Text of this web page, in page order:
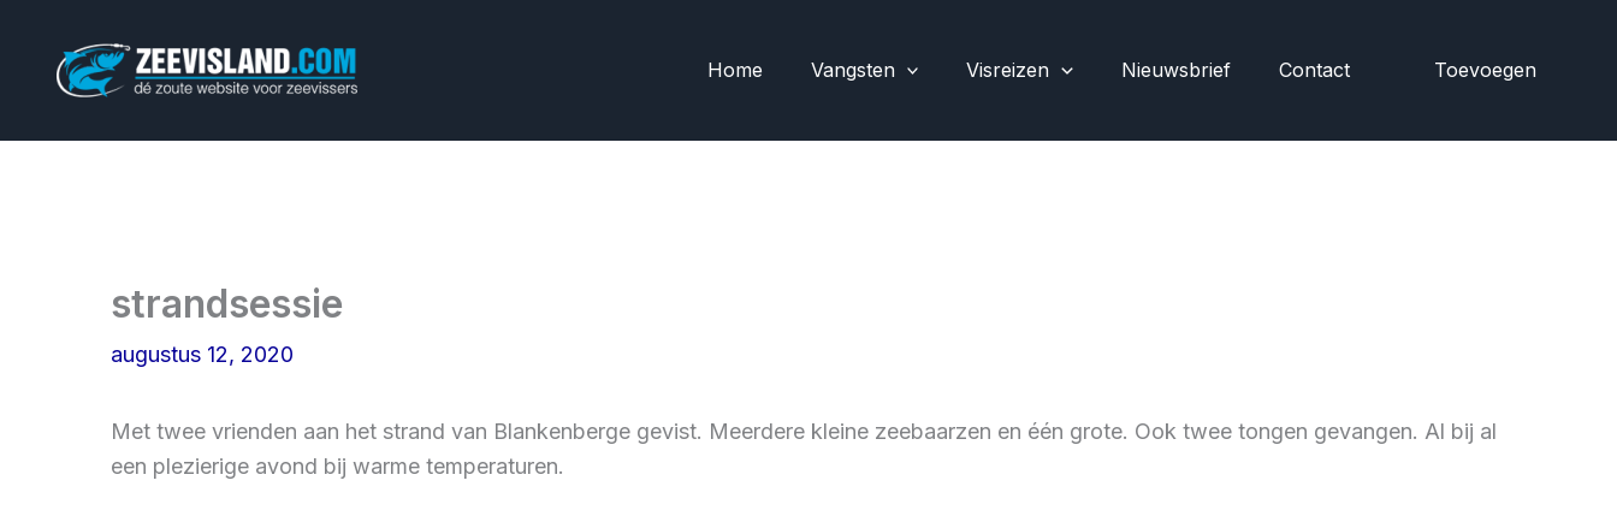
Home Vangsten Visreizen Nieuwsbrief Contact Toevoegen
strandsessie
augustus 12, 2020
Met twee vrienden aan het strand van Blankenberge gevist. Meerdere kleine zeebaarzen en één grote. Ook twee tongen gevangen. Al bij al
een plezierige avond bij warme temperaturen.